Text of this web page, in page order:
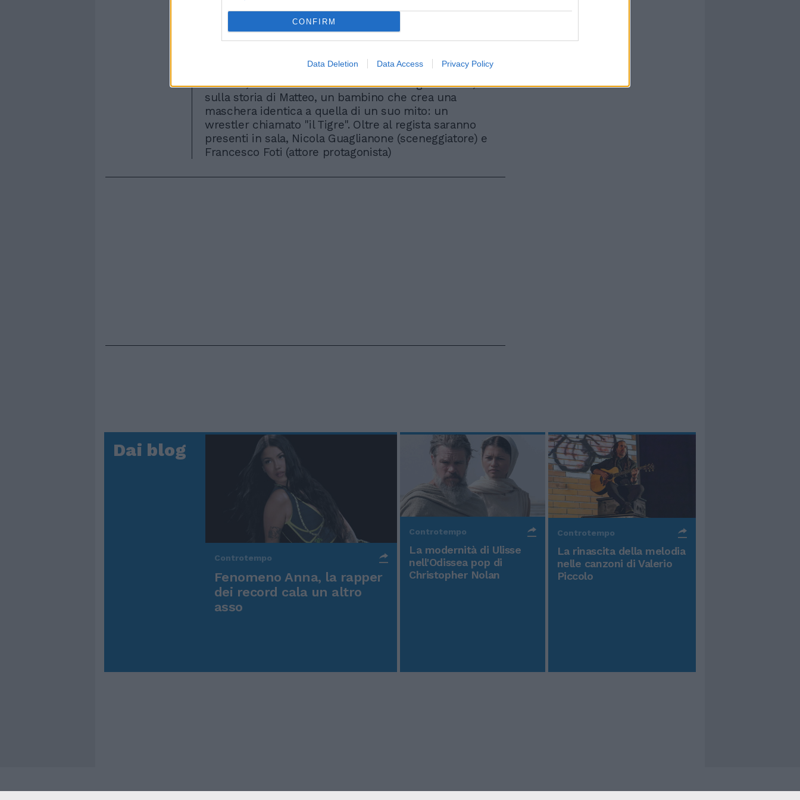
CONFIRM
Data Deletion Data Access Privacy Policy
ufficiali dello sport e rimasto per decenni avvolto
nella leggenda. I registi incontreranno il pubblico a
fine proiezione. Alle ore 20 sarà offerto al pubblico
una degustazione di vini del consorzio di San Marino.
Alle 21 sarà proiettato "Tiger Boy" del regista Gabriele
Mainetti, il corto vincitore dei Nastri D'Argento 2013,
sulla storia di Matteo, un bambino che crea una
maschera identica a quella di un suo mito: un
wrestler chiamato "il Tigre". Oltre al regista saranno
presenti in sala, Nicola Guaglianone (sceneggiatore) e
Francesco Foti (attore protagonista)
Dai blog
Controtempo
Fenomeno Anna, la rapper
dei record cala un altro
asso
Controtempo
La modernità di Ulisse
nell'Odissea pop di
Christopher Nolan
Controtempo
La rinascita della melodia
nelle canzoni di Valerio
Piccolo